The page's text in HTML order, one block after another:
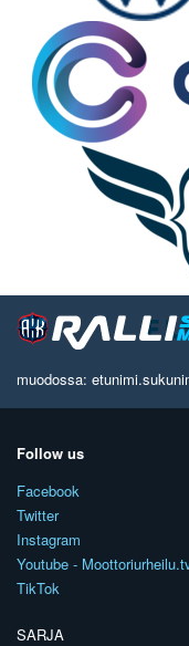
muodossa:
Follow us
Facebook
Twitter
Instagram
Youtube -
TikTok
SARJA